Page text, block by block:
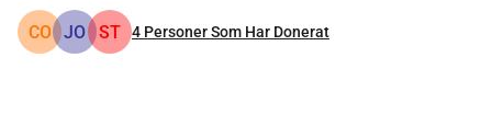
CO JO ST 4 Personer Som Har Donerat